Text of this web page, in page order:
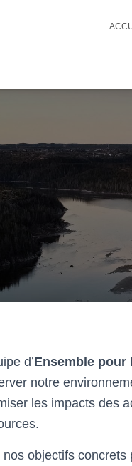
d’Ensemble pour
notre
les impacts des
nos objectifs concrets